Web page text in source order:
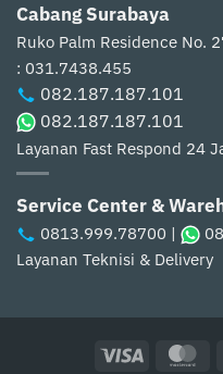
Cabang Surabaya
Ruko Palm Residence No.
: 031.7438.455
082.187.187.101
082.187.187.101
Layanan Fast Respond 24
Service Center &
0813.999.78700 |
Layanan Teknisi & Delivery
Visa